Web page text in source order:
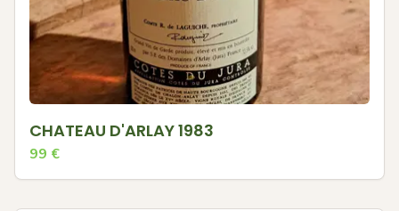
CHATEAU D'ARLAY 1983
99 €